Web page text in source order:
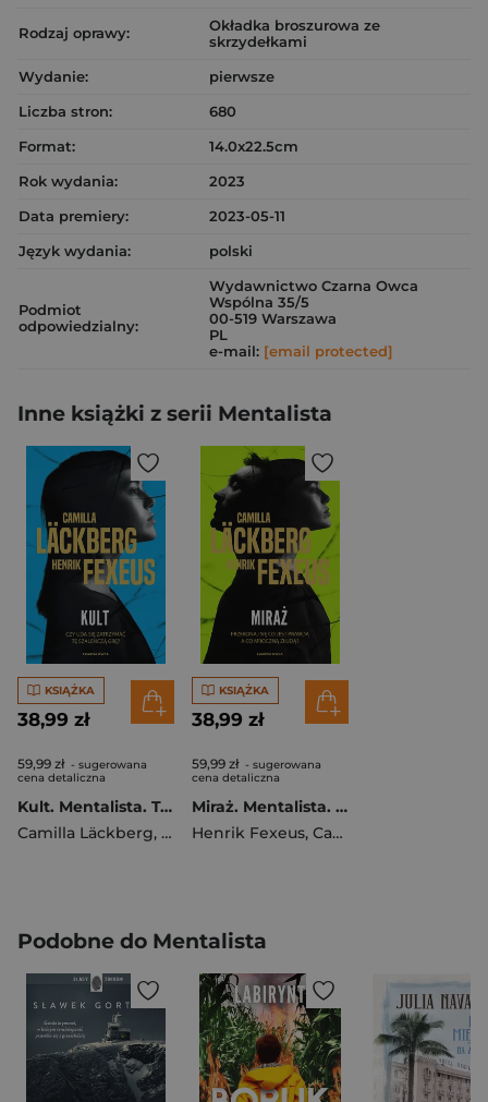
Rodzaj oprawy:
Okładka broszurowa ze
skrzydełkami
Wydanie:
pierwsze
Liczba stron:
680
Format:
14.0x22.5cm
Rok wydania:
2023
Data premiery:
2023-05-11
Język wydania:
polski
Podmiot
odpowiedzialny:
Wydawnictwo Czarna Owca
Wspólna 35/5
00-519 Warszawa
PL
e-mail: [email protected]
Inne książki z serii Mentalista
KSIĄŻKA
38,99 zł
59,99 zł - sugerowana
cena detaliczna
Kult. Mentalista. Tom 2
Camilla Läckberg, Henrik Fexeus
KSIĄŻKA
38,99 zł
59,99 zł - sugerowana
cena detaliczna
Miraż. Mentalista. Tom 3
Henrik Fexeus, Camilla Läckberg
Podobne do Mentalista